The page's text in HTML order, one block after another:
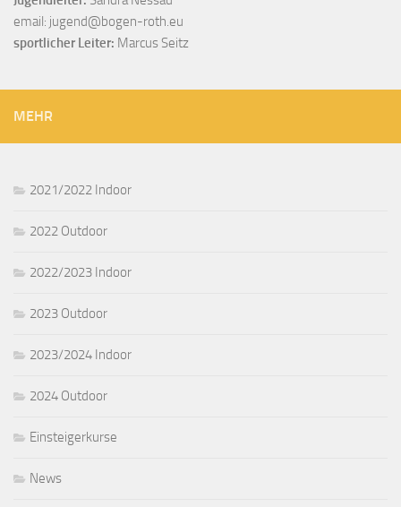
email: jugend@bogen-roth.eu
sportlicher Leiter: Marcus Seitz
MEHR
2021/2022 Indoor
2022 Outdoor
2022/2023 Indoor
2023 Outdoor
2023/2024 Indoor
2024 Outdoor
Einsteigerkurse
News